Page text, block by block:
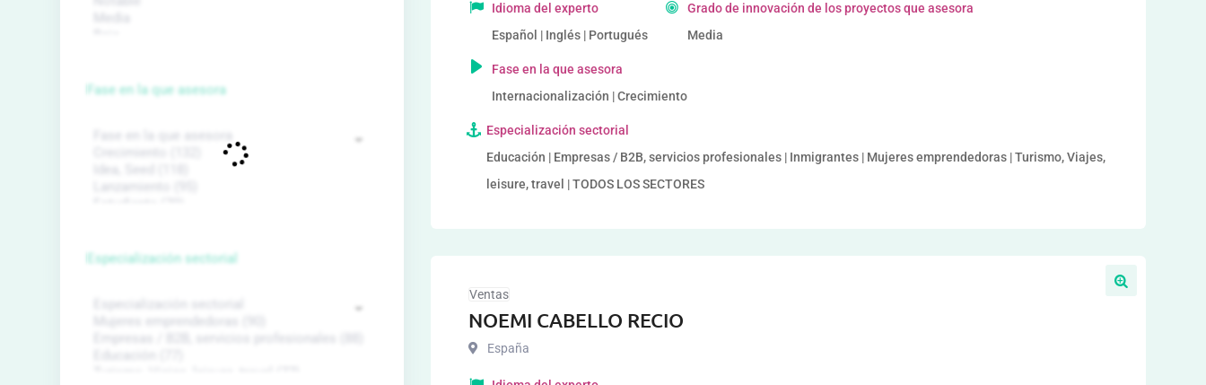
Idioma del experto
Español | Inglés | Portugués
Grado de innovación de los proyectos que asesora
Media
Fase en la que asesora
Internacionalización | Crecimiento
Especialización sectorial
Educación | Empresas / B2B, servicios profesionales | Inmigrantes | Mujeres emprendedoras | Turismo, Viajes,
leisure, travel | TODOS LOS SECTORES
Ventas
NOEMI CABELLO RECIO
España
Fase en la que asesora
Especialización sectorial